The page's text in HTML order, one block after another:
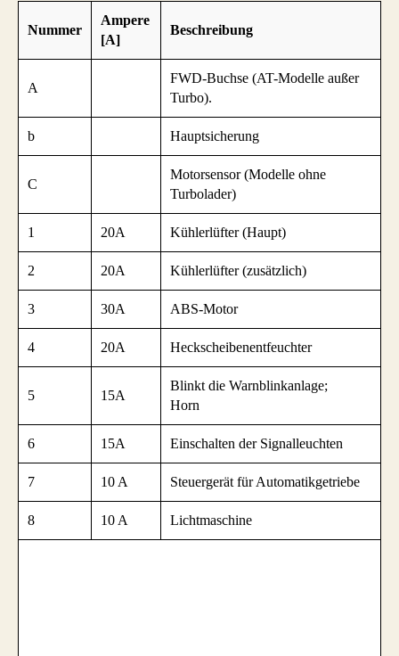
Nummer
Ampere
[A]
Beschreibung
A
FWD-Buchse (AT-Modelle außer
Turbo).
b Hauptsicherung
C
Motorsensor (Modelle ohne
Turbolader)
1 20A Kühlerlüfter (Haupt)
2 20A Kühlerlüfter (zusätzlich)
3 30A ABS-Motor
4 20A Heckscheibenentfeuchter
5 15A
Blinkt die Warnblinkanlage;
Horn
6 15A Einschalten der Signalleuchten
7 10 A Steuergerät für Automatikgetriebe
8 10 A Lichtmaschine